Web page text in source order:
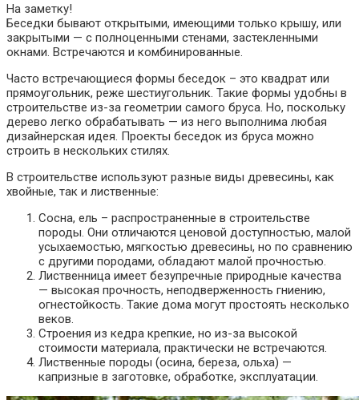
На заметку!
Беседки бывают открытыми, имеющими только крышу, или
закрытыми — с полноценными стенами, застекленными
окнами. Встречаются и комбинированные.
Часто встречающиеся формы беседок – это квадрат или
прямоугольник, реже шестиугольник. Такие формы удобны в
строительстве из-за геометрии самого бруса. Но, поскольку
дерево легко обрабатывать — из него выполнима любая
дизайнерская идея. Проекты беседок из бруса можно
строить в нескольких стилях.
В строительстве используют разные виды древесины, как
хвойные, так и лиственные:
Сосна, ель – распространенные в строительстве
породы. Они отличаются ценовой доступностью, малой
усыхаемостью, мягкостью древесины, но по сравнению
с другими породами, обладают малой прочностью.
Лиственница имеет безупречные природные качества
— высокая прочность, неподверженность гниению,
огнестойкость. Такие дома могут простоять несколько
веков.
Строения из кедра крепкие, но из-за высокой
стоимости материала, практически не встречаются.
Лиственные породы (осина, береза, ольха) —
капризные в заготовке, обработке, эксплуатации.